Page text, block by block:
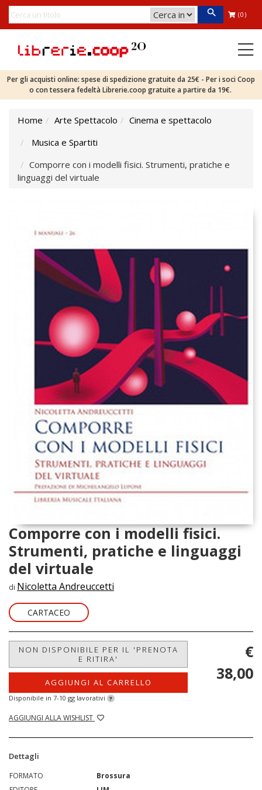
(0)
Per gli acquisti online: spese di spedizione gratuite da 25€ - Per i soci Coop
o con tessera fedeltà Librerie.coop gratuite a partire da 19€.
Home Arte Spettacolo
Cinema e spettacolo
Musica e Spartiti
Comporre con i modelli fisici. Strumenti, pratiche e
linguaggi del virtuale
Comporre con i modelli fisici.
Strumenti, pratiche e linguaggi
del virtuale
di Nicoletta Andreuccetti
CARTACEO
NON DISPONIBILE PER IL 'PRENOTA
E RITIRA'
AGGIUNGI AL CARRELLO
Disponibile in 7-10 gg lavorativi ?
AGGIUNGI ALLA WISHLIST
€
38,00
Dettagli
FORMATO
Brossura